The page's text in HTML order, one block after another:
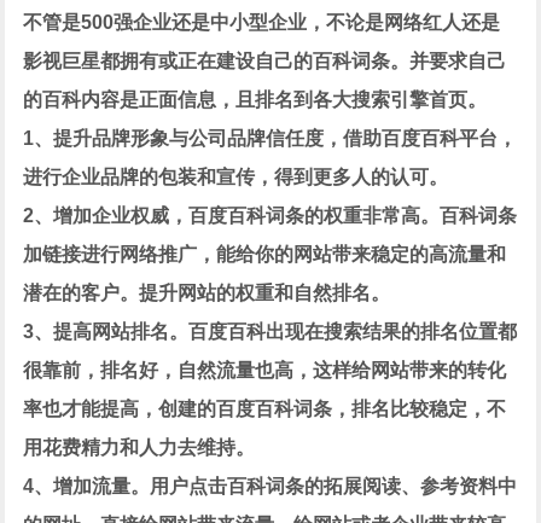
不管是500强企业还是中小型企业，不论是网络红人还是
影视巨星都拥有或正在建设自己的百科词条。并要求自己
的百科内容是正面信息，且排名到各大搜索引擎首页。
1、提升品牌形象与公司品牌信任度，借助百度百科平台，
进行企业品牌的包装和宣传，得到更多人的认可。
2、增加企业权威，百度百科词条的权重非常高。百科词条
加链接进行网络推广，能给你的网站带来稳定的高流量和
潜在的客户。提升网站的权重和自然排名。
3、提高网站排名。百度百科出现在搜索结果的排名位置都
很靠前，排名好，自然流量也高，这样给网站带来的转化
率也才能提高，创建的百度百科词条，排名比较稳定，不
用花费精力和人力去维持。
4、增加流量。用户点击百科词条的拓展阅读、参考资料中